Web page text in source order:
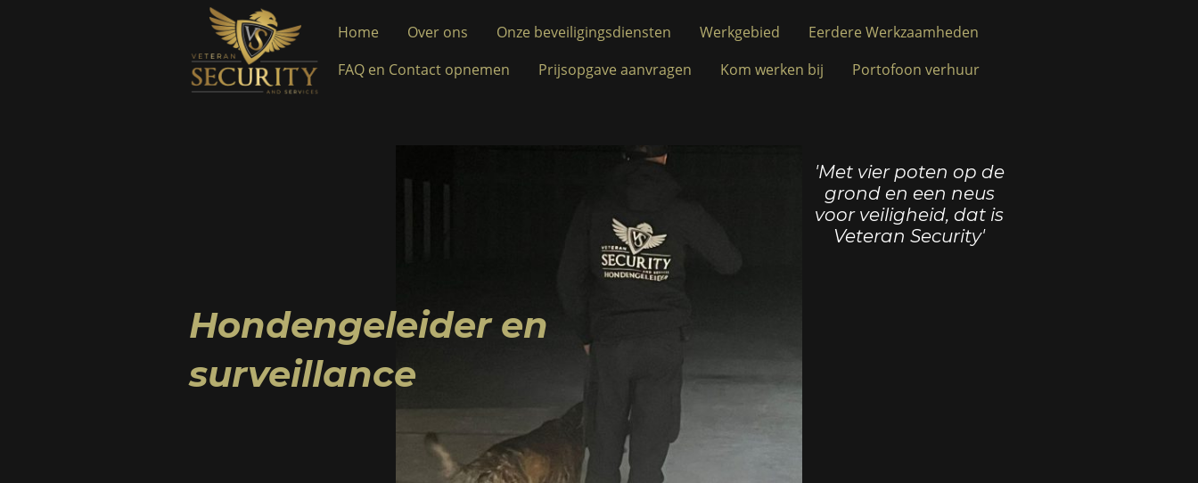
Home Over ons Onze beveiligingsdiensten Werkgebied
Eerdere Werkzaamheden
FAQ en Contact opnemen
Prijsopgave aanvragen Kom werken bij Portofoon verhuur
'Met vier poten op de
grond en een neus
voor veiligheid, dat is
Veteran Security'
Hondengeleider en
surveillance